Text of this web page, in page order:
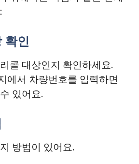
확인
콜 대상인지 확인하세요.
에서 차량번호를 입력하면
있어요.
방법이 있어요.